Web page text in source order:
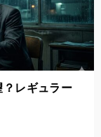
レギュラー